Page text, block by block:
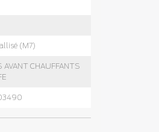
(M7)
AVANT CHAUFFANTS